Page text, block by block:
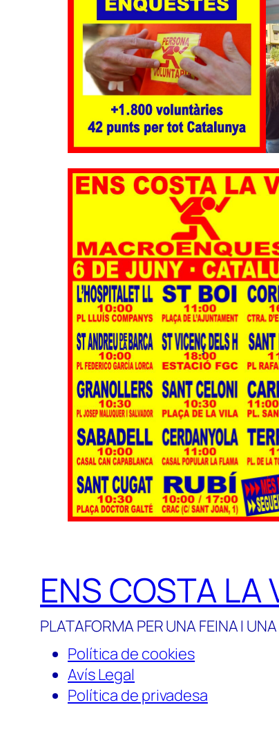
ENS COSTA LA
PLATAFORMA PER UNA FEINA I
Política de cookies
Avís Legal
Política de privadesa